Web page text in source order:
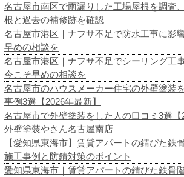
名古屋市南区で雨漏りした工場屋根を調査
根と過去の補修跡を確認
名古屋市港区｜ナフサ不足で防水工事に影
早めの相談を
名古屋市港区｜ナフサ不足でシーリング工
今こそ早めの相談を
名古屋市のハウスメーカー住宅の外壁塗装
事例3選【2026年最新】
名古屋市で外壁塗装をした人の口コミ3選
外壁塗装やさん名古屋南店
【愛知県東海市】賃貸アパートの錆びた鉄
施工事例と防錆対策のポイント
愛知県東海市｜賃貸アパートの錆びた鉄骨